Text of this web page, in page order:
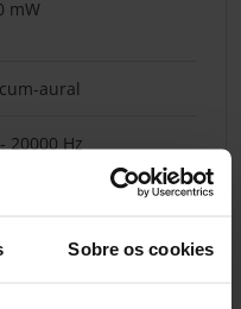
Sobre os cookies
mW
aural
20000 Hz